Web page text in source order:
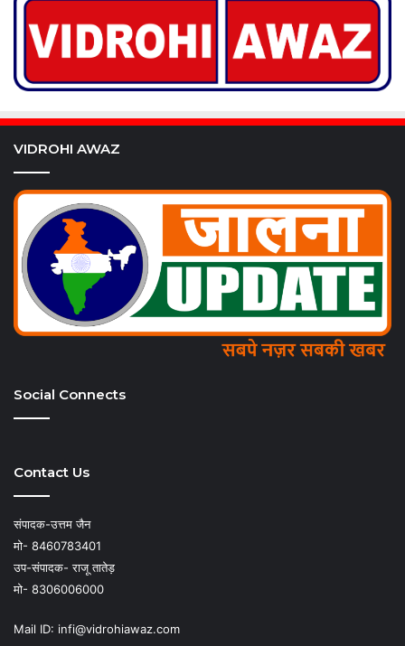
VIDROHI AWAZ
Social Connects
Contact Us
संपादक-उत्तम जैन
मो- 8460783401
उप-संपादक- राजू तातेड़
मो- 8306006000
Mail ID: infi@vidrohiawaz.com